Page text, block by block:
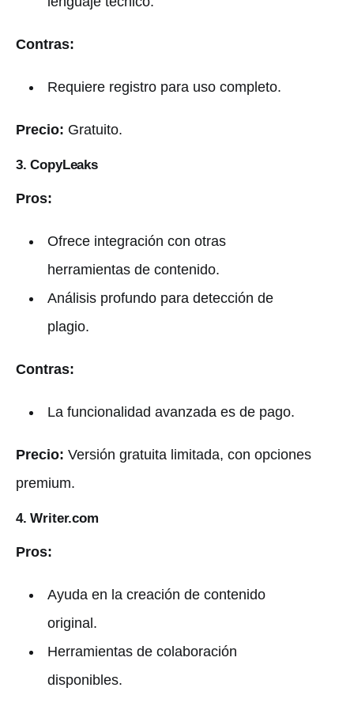
Contras:
Requiere registro para uso completo.
Precio: Gratuito.
3. CopyLeaks
Pros:
Ofrece integración con otras
herramientas de contenido.
Análisis profundo para detección de
plagio.
Contras:
La funcionalidad avanzada es de pago.
Precio: Versión gratuita limitada, con opciones
premium.
4. Writer.com
Pros:
Ayuda en la creación de contenido
original.
Herramientas de colaboración
disponibles.